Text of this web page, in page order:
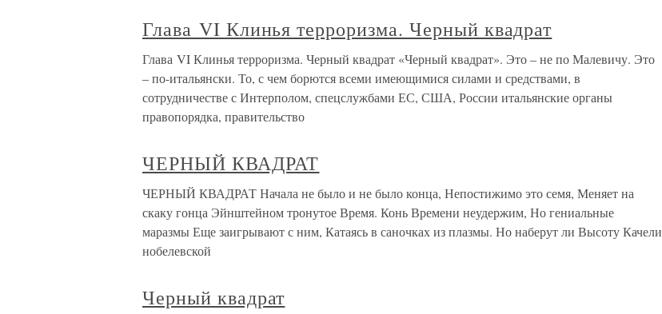
Глава VI Клинья терроризма. Черный квадрат
Глава VI Клинья терроризма. Черный квадрат «Черный квадрат». Это – не по Малевичу. Это
– по-итальянски. То, с чем борются всеми имеющимися силами и средствами, в
сотрудничестве с Интерполом, спецслужбами ЕС, США, России итальянские органы
правопорядка, правительство
ЧЕРНЫЙ КВАДРАТ
ЧЕРНЫЙ КВАДРАТ Начала не было и не было конца, Непостижимо это семя, Меняет на
скаку гонца Эйнштейном тронутое Время. Конь Времени неудержим, Но гениальные
маразмы Еще заигрывают с ним, Катаясь в саночках из плазмы. Но наберут ли Высоту Качели
нобелевской
Черный квадрат